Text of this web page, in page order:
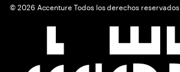
©2026 Accenture Todos los derechos reservados